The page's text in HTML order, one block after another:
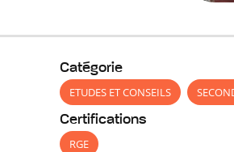
Catégorie
ETUDES ET CONSEILS
Certifications
RGE